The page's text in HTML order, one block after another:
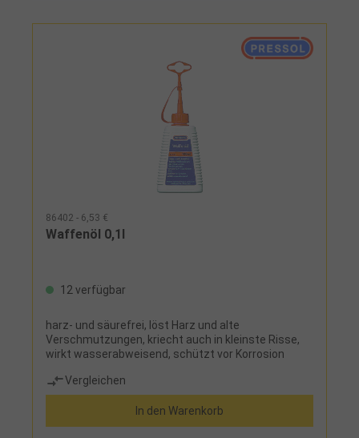
86402 - 6,53 €
Waffenöl 0,1l
12 verfügbar
harz- und säurefrei, löst Harz und alte
Verschmutzungen, kriecht auch in kleinste Risse,
wirkt wasserabweisend, schützt vor Korrosion
Vergleichen
In den Warenkorb